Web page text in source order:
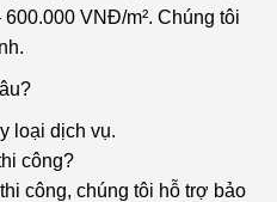
VNĐ/m². Chúng tôi
loại dịch vụ.
công?
công, chúng tôi hỗ trợ bảo